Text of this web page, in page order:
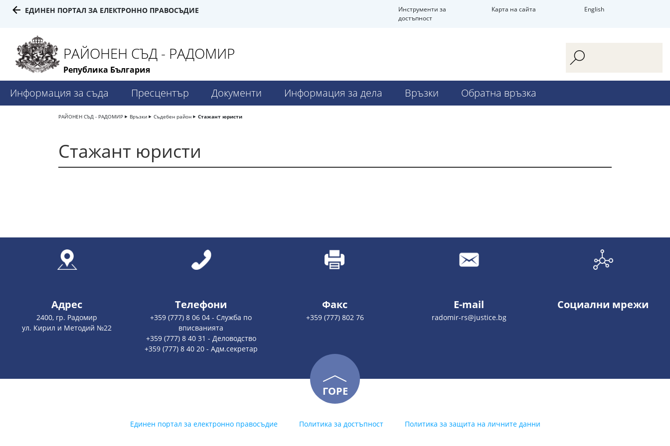
ЕДИНЕН ПОРТАЛ ЗА ЕЛЕКТРОННО ПРАВОСЪДИЕ
Инструменти за
достъпност
Карта на сайта English
РАЙОНЕН СЪД - РАДОМИР
Република България
Информация за съда Пресцентър Документи Информация за дела Връзки Обратна връзка
РАЙОНЕН СЪД - РАДОМИР Връзки Съдебен район Стажант юристи
Стажант юристи
Адрес
2400, гр. Радомир
ул. Кирил и Методий №22
Телефони
+359 (777) 8 06 04 - Служба по
вписванията
+359 (777) 8 40 31 - Деловодство
+359 (777) 8 40 20 - Адм.секретар
Факс
+359 (777) 802 76
E-mail
radomir-rs@justice.bg
Социални мрежи
ГОРЕ
Единен портал за електронно правосъдие Политика за достъпност Политика за защита на личните данни